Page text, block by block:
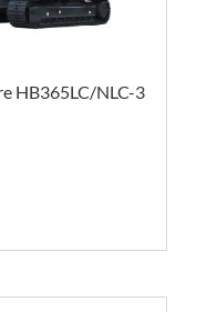
HB365LC/NLC-3